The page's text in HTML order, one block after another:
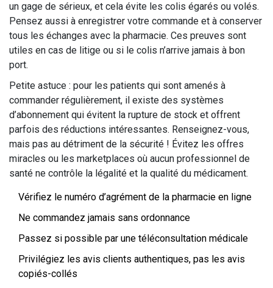
un gage de sérieux, et cela évite les colis égarés ou volés.
Pensez aussi à enregistrer votre commande et à conserver
tous les échanges avec la pharmacie. Ces preuves sont
utiles en cas de litige ou si le colis n’arrive jamais à bon
port.
Petite astuce : pour les patients qui sont amenés à
commander régulièrement, il existe des systèmes
d’abonnement qui évitent la rupture de stock et offrent
parfois des réductions intéressantes. Renseignez-vous,
mais pas au détriment de la sécurité ! Évitez les offres
miracles ou les marketplaces où aucun professionnel de
santé ne contrôle la légalité et la qualité du médicament.
Vérifiez le numéro d’agrément de la pharmacie en ligne
Ne commandez jamais sans ordonnance
Passez si possible par une téléconsultation médicale
Privilégiez les avis clients authentiques, pas les avis
copiés-collés